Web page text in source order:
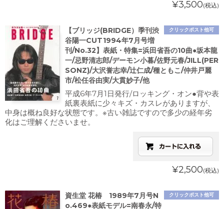
¥3,500(税込)
クリックポスト他可
【ブリッジ(BRIDGE）季刊渋
谷陽一CUT1994年7月号増
刊/No.32】表紙・特集=浜田省吾の10曲●坂本龍
一/忌野清志郎/デーモン小暮/佐野元春/JILL(PER
SONZ)/大沢誉志幸/辻仁成/種ともこ/仲井戸麗
市/松任谷由実/大貫妙子/他
平成6年7月1日発行/ロッキング・オン●背や表
紙裏表紙に少々キズ・カスレがありますが、
中身は概ね良好な状態です。※古い雑誌ですので多少の経年劣
化はご理解くださいませ。
¥2,500(税込)
クリックポスト他可
資生堂 花椿 1989年7月号N
o.469●表紙モデル=南春永/特